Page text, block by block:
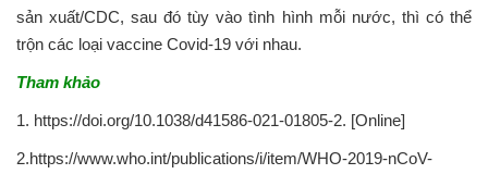
sản xuất/CDC, sau đó tùy vào tình hình mỗi nước, thì có thể
trộn các loại vaccine Covid-19 với nhau.
Tham khảo
1. https://doi.org/10.1038/d41586-021-01805-2. [Online]
2.https://www.who.int/publications/i/item/WHO-2019-nCoV-